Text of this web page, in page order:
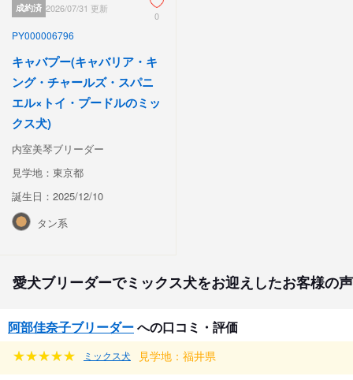
成約済 2026/07/31 更新
0
PY000006796
キャバプー(キャバリア・キ
ング・チャールズ・スパニ
エル×トイ・プードルのミッ
クス犬)
内室美琴ブリーダー
見学地：東京都
誕生日：2025/12/10
タン系
愛犬ブリーダーでミックス犬をお迎えしたお客様の
阿部佳奈子ブリーダーへの口コミ・評価
ミックス犬 見学地：福井県